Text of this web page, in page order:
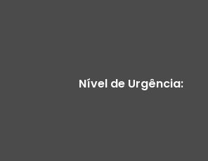
Nível de Urgência: